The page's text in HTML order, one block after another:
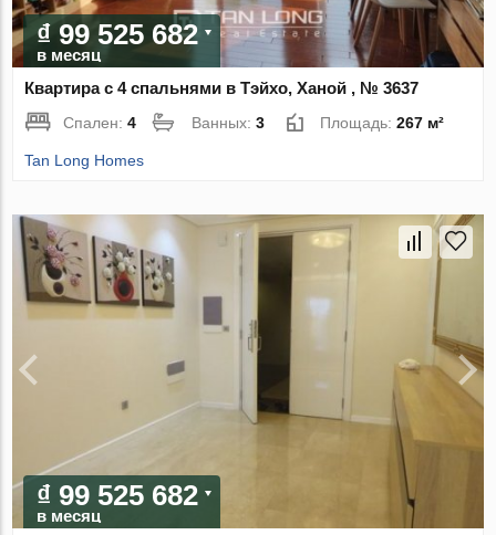
₫ 99 525 682
в месяц
Квартира с 4 спальнями в Тэйхо, Ханой , № 3637
Спален:4 Ванных:3 Площадь:267 м²
Tan Long Homes
₫ 99 525 682
в месяц